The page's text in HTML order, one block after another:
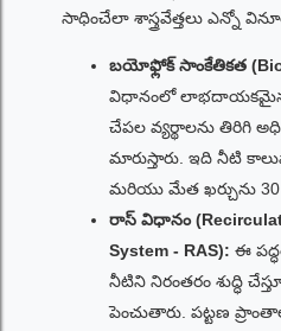
సాధించేలా శాస్త్రవేత్తలు ఎన్నో
బయోఫ్లోక్ సాంకేతికత
విధానంలో
చేపల వ్యర్థాలను తిరిగి
మారుస్తారు. ఇది నీటి
మరియు మేత ఖర్చును 30
రాస్ విధానం
System - RAS): ఈ
నీటిని నిరంతరం శుద్ధి
పెంచుతారు. పట్టణ